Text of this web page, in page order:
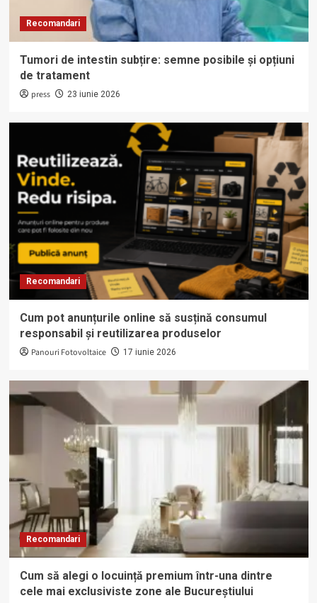
Recomandari
Tumori de intestin subțire: semne posibile și opțiuni
de tratament
press 23 iunie 2026
Recomandari
Cum pot anunțurile online să susțină consumul
responsabil și reutilizarea produselor
Panouri Fotovoltaice 17 iunie 2026
Recomandari
Cum să alegi o locuință premium într-una dintre
cele mai exclusiviste zone ale Bucureștiului